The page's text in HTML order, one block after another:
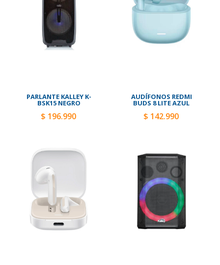
PARLANTE KALLEY K-
BSK15 NEGRO
$ 196.990
AUDÍFONOS REDMI
BUDS 8 LITE AZUL
$ 142.990